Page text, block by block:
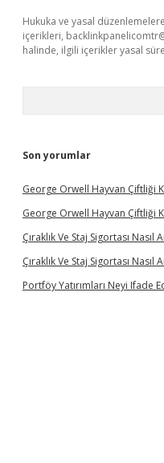
Hukuka ve yasal
içerikleri,
halinde, ilgili içerikler yasal
Son yorumlar
George Orwell Hayvan Çiftliği
George Orwell Hayvan Çiftliği
Çıraklık Ve Staj Sigortası Nasıl
Çıraklık Ve Staj Sigortası Nasıl
Portföy Yatırımları Neyi Ifade